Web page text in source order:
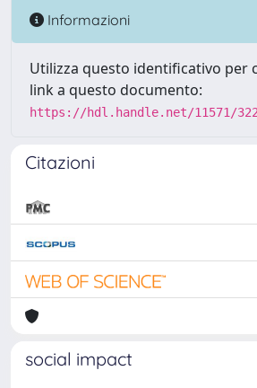
Informazioni
Utilizza questo identificativo per
link a questo documento:
https://hdl.handle.net/11571/
Citazioni
social impact